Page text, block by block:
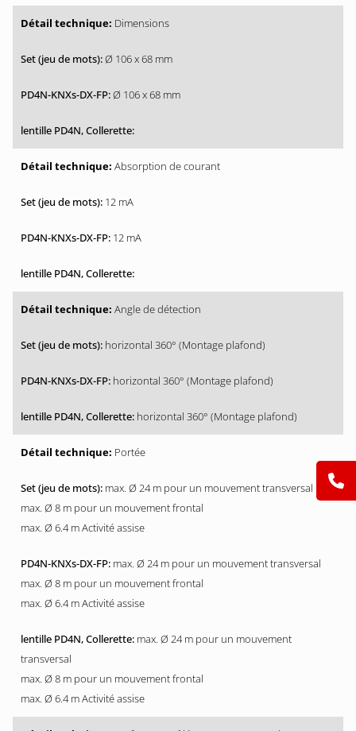
Dimensions
Ø 106 x 68 mm
Ø 106 x 68 mm
Absorption de courant
12 mA
12 mA
Angle de détection
horizontal 360° (Montage plafond)
horizontal 360° (Montage plafond)
horizontal 360° (Montage plafond)
Portée
max. Ø 24 m pour un mouvement transversal
max. Ø 8 m pour un mouvement frontal
max. Ø 6.4 m Activité assise
max. Ø 24 m pour un mouvement transversal
max. Ø 8 m pour un mouvement frontal
max. Ø 6.4 m Activité assise
max. Ø 24 m pour un mouvement
transversal
max. Ø 8 m pour un mouvement frontal
max. Ø 6.4 m Activité assise